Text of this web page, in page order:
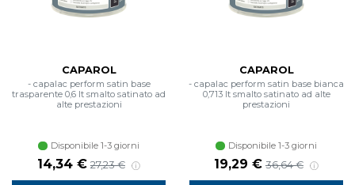
CAPAROL
- capalac perform satin base
trasparente 0,6 lt smalto satinato ad
alte prestazioni
Disponibile 1-3 giorni
Prezzo scontato
14,34 € Prezzo di listino
27,23 €
CAPAROL
- capalac perform satin base bianca
0,713 lt smalto satinato ad alte
prestazioni
Disponibile 1-3 giorni
Prezzo scontato
19,29 € Prezzo di listino
36,64 €